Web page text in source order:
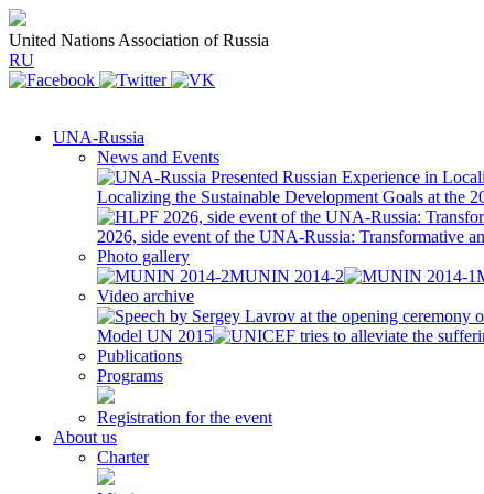
United Nations Association of Russia
RU
UNA-Russia
News and Events
Localizing the Sustainable Development Goals at the
2026, side event of the UNA-Russia: Transformative
Photo gallery
MUNIN 2014-2
Video archive
Model UN 2015
Publications
Programs
Registration for the event
About us
Charter